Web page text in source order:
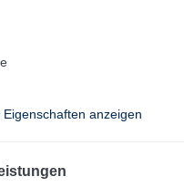
Eigenschaften anzeigen